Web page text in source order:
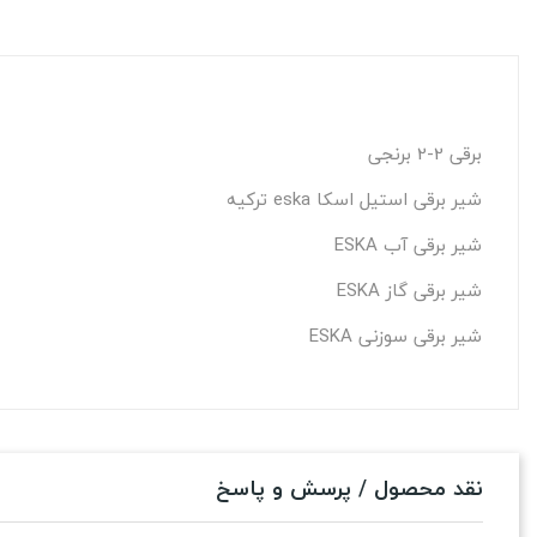
برقی 2-2 برنجی
شیر برقی استیل اسکا eska ترکیه
شیر برقی آب ESKA
شیر برقی گاز ESKA
شیر برقی سوزنی ESKA
نقد محصول / پرسش و پاسخ